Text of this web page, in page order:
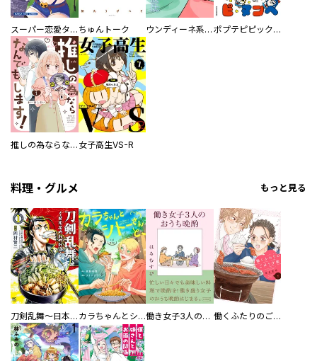
スーパー恋愛タイム！～現場でドＳな彼女は自宅でデレる～ ちゅんトーク ウンディーネ系彼氏 ポプテピピック SEASON EIGHT
推しの為ならなんでもします！ 女子高生VS-R
料理・グルメ もっと見る
刀剣乱舞～日本号つれづれ酒～ カラちゃんとシトーさんと、 【分冊版】 働き女子3人のおうち晩酌 働くふたりのごほうび飯